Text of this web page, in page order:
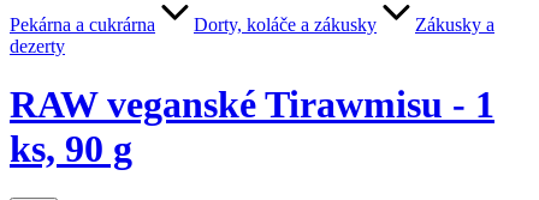
Pekárna a cukrárna Dorty, koláče a zákusky
Zákusky a
dezerty
RAW veganské Tirawmisu - 1
ks, 90 g